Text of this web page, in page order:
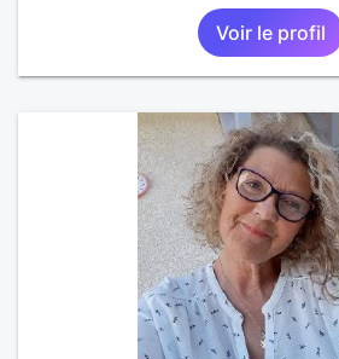
Voir le profil